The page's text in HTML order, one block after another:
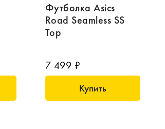
Футболка Asics
Road Seamless SS
Top
7 499 ₽
Купить